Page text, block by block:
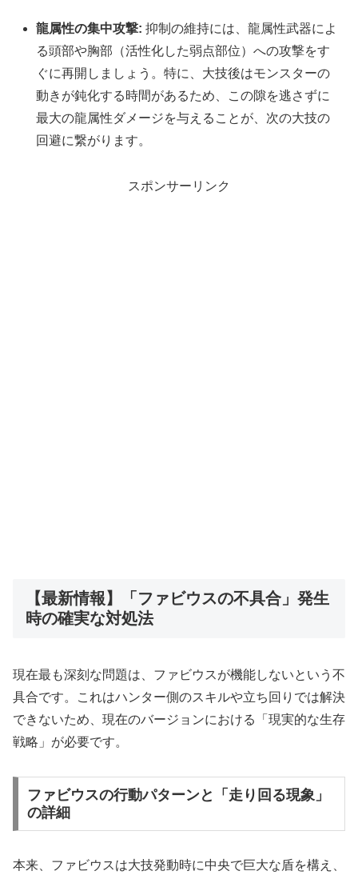
龍属性の集中攻撃: 抑制の維持には、龍属性武器によ
る頭部や胸部（活性化した弱点部位）への攻撃をす
ぐに再開しましょう。特に、大技後はモンスターの
動きが鈍化する時間があるため、この隙を逃さずに
最大の龍属性ダメージを与えることが、次の大技の
回避に繋がります。
スポンサーリンク
【最新情報】「ファビウスの不具合」発生
時の確実な対処法
現在最も深刻な問題は、ファビウスが機能しないという不
具合です。これはハンター側のスキルや立ち回りでは解決
できないため、現在のバージョンにおける「現実的な生存
戦略」が必要です。
ファビウスの行動パターンと「走り回る現象」
の詳細
本来、ファビウスは大技発動時に中央で巨大な盾を構え、